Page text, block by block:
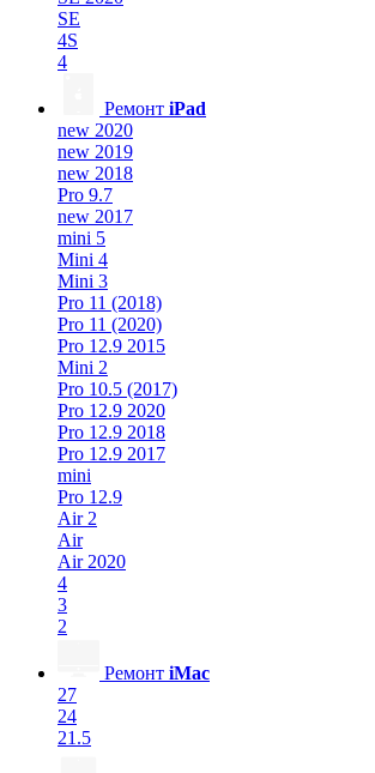
SE
4S
4
Ремонт iPad
new 2020
new 2019
new 2018
Pro 9.7
new 2017
mini 5
Mini 4
Mini 3
Pro 11 (2018)
Pro 11 (2020)
Pro 12.9 2015
Mini 2
Pro 10.5 (2017)
Pro 12.9 2020
Pro 12.9 2018
Pro 12.9 2017
mini
Pro 12.9
Air 2
Air
Air 2020
4
3
2
Ремонт iMac
27
24
21.5